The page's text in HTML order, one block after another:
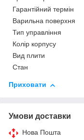
Гарантійний термін
Варильна поверхня
Тип управління
Колір корпусу
Вид плити
Стан
Приховати
Умови доставки
Нова Пошта